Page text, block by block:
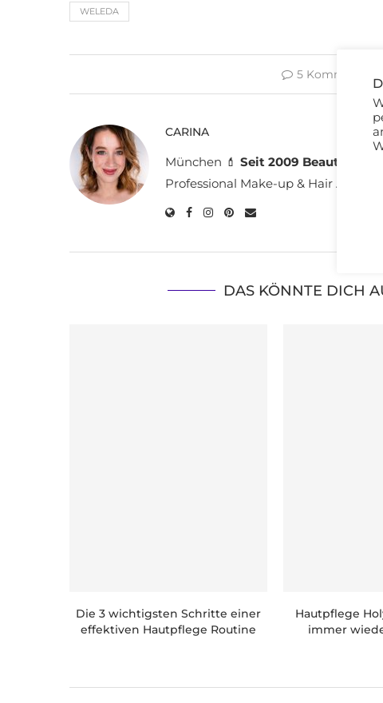
WELEDA
5 Kommentare
CARINA
München 💄 Seit 2009 Beauty
Professional Make-up & Hair Artist -
DAS KÖNNTE DICH
Die 3 wichtigsten Schritte einer
effektiven Hautpflege Routine
Hautpflege
immer